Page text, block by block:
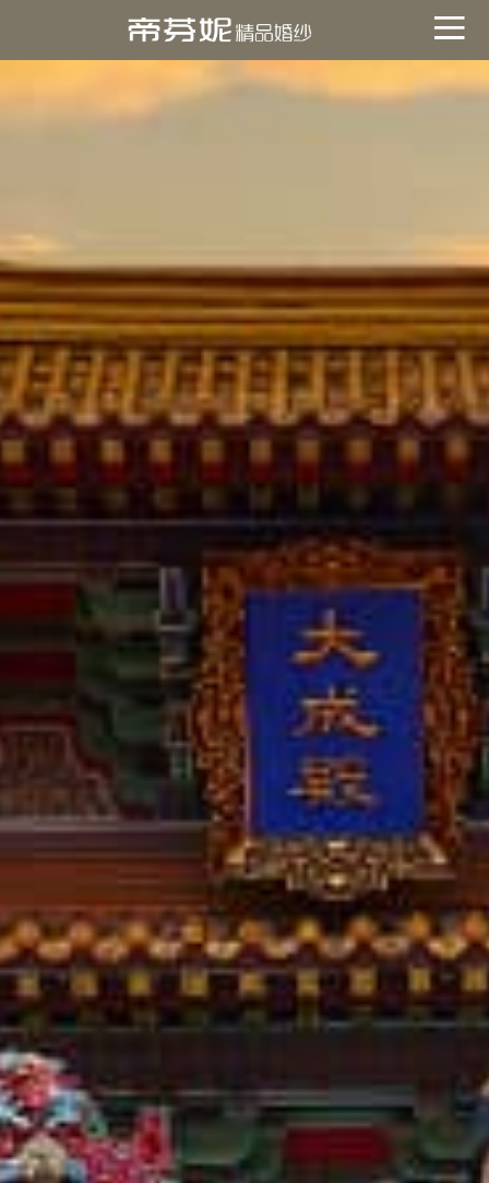
關於帝芬妮ABOUT
海外
撥打CONTACT
諮詢 CONSULTATION
地址 ADDRESS